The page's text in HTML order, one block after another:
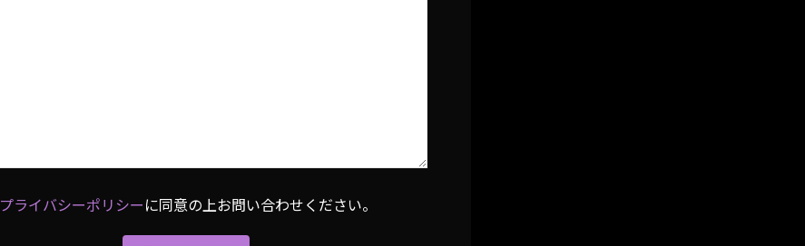
プライバシーポリシー に同意の上お問い合わせください。